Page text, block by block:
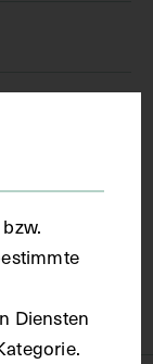
Diensten